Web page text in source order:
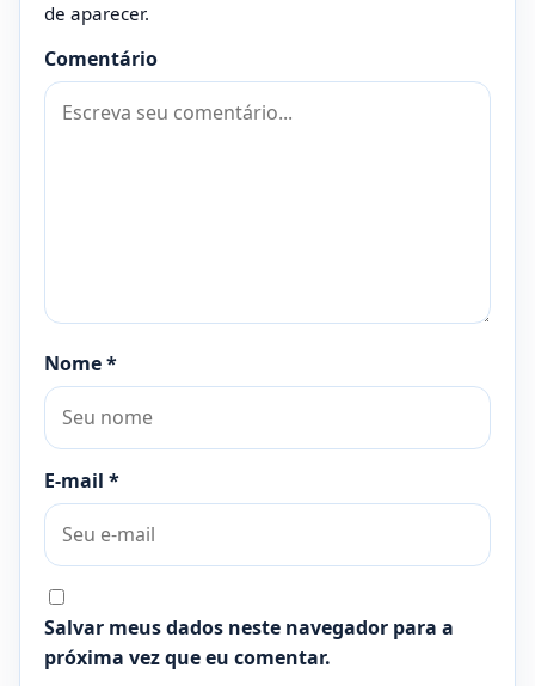
de aparecer.
Comentário
Nome*
E-mail *
Salvar meus dados neste navegador para a
próxima vez que eu comentar.